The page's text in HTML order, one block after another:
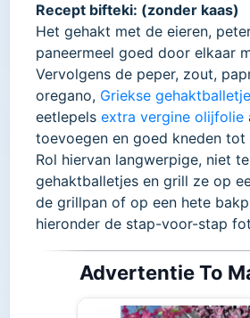
Recept bifteki: (zonder kaas)
Het gehakt met de eieren,
paneermeel goed door elkaar
Vervolgens de peper, zout,
oregano, Griekse
eetlepels extra vergine olijfolie
toevoegen en goed kneden tot
Rol hiervan langwerpige, niet
gehaktballetjes en grill ze op
de grillpan of op een hete
hieronder de stap-voor-stap
Advertentie To